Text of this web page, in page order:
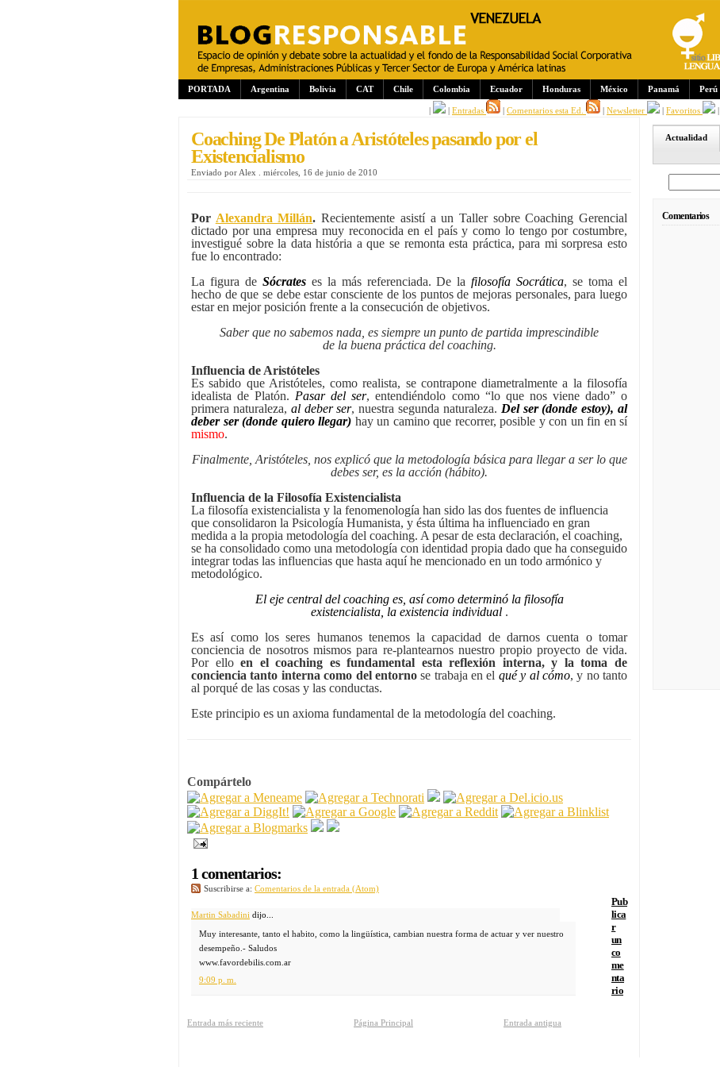
PORTADA Argentina Bolivia CAT Chile Colombia Ecuador Honduras México Panamá Perú
| | Entradas | Comentarios esta Ed. | Newsletter | Favoritos |
Coaching De Platón a Aristóteles pasando por el
Existencialismo
Enviado por Alex miércoles, 16 de junio de 2010
Por Alexandra Millán. Recientemente asistí a un Taller sobre Coaching Gerencial
dictado por una empresa muy reconocida en el país y como lo tengo por costumbre,
investigué sobre la data história a que se remonta esta práctica, para mi sorpresa esto
fue lo encontrado:
La figura de Sócrateses la más referenciada. De lafilosofía Socrática, se toma el
hecho de que se debe estar consciente de los puntos de mejoras personales, para luego
estar en mejor posición frente a la consecución de objetivos.
Saber que no sabemos nada, es siempre un punto de partida imprescindible
de la buena práctica del coaching.
Influencia de Aristóteles
Es sabido que Aristóteles, como realista, se contrapone diametralmente a la filosofía
idealista de Platón. Pasar del ser, entendiéndolo como “lo que nos viene dado” o
primera naturaleza, al deber ser, nuestra segunda naturaleza. Del ser (donde estoy), al
deber ser (donde quiero llegar) hay un camino que recorrer, posible y con un fin en sí
mismo.
Finalmente, Aristóteles, nos explicó que la metodología básica para llegar a ser lo que
debes ser, es la acción (hábito).
Influencia de la Filosofía Existencialista
La filosofía existencialista y la fenomenología han sido las dos fuentes de influencia
que consolidaron la Psicología Humanista, y ésta última ha influenciado en gran
medida a la propia metodología del coaching. A pesar de esta declaración, el coaching,
se ha consolidado como una metodología con identidad propia dado que ha conseguido
integrar todas las influencias que hasta aquí he mencionado en un todo armónico y
metodológico.
El eje central del coaching es, así como determinó la filosofía
existencialista, la existencia individual.
Es así como los seres humanos tenemos la capacidad de darnos cuenta o tomar
conciencia de nosotros mismos para re-plantearnos nuestro propio proyecto de vida.
Por elloen el coaching es fundamental esta reflexión interna, y la toma de
conciencia tanto interna como del entornose trabaja en el qué y al cómo, y no tanto
al porqué de las cosas y las conductas.
Este principio es un axioma fundamental de la metodología del coaching.
Compártelo
1 comentarios:
Suscribirse a: Comentarios de la entrada (Atom)
Martin Sabadini dijo...
Muy interesante, tanto el habito, como la lingüística, cambian nuestra forma de actuar y ver nuestro
desempeño.- Saludos
www.favordebilis.com.ar
9:09 p. m.
Pub
lica
r
un
co
me
nta
rio
Entrada más reciente Entrada antigua
Página Principal
Actualidad
Comentarios